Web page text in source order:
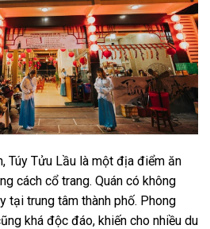
Túy Tửu Lầu là một địa điểm ăn
cách cổ trang. Quán có không
tại trung tâm thành phố. Phong
khá độc đáo, khiến cho nhiều du